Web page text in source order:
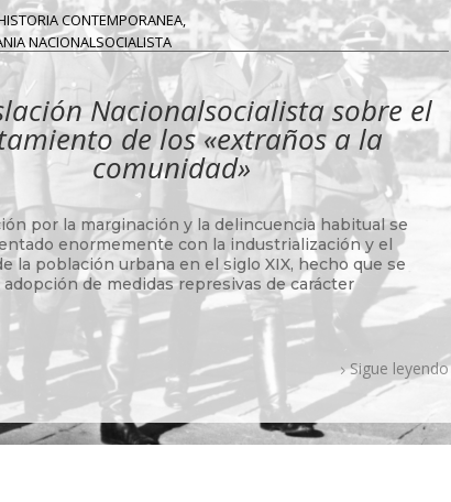
CONTEMPORANEA,
NACIONALSOCIALISTA
Nacionalsocialista sobre el
de los «extraños a la
comunidad»
por la marginación y la delincuencia habitual se
enormemente con la industrialización y el
la población urbana en el siglo XIX, hecho que se
adopción de medidas represivas de carácter
Sigue leyendo